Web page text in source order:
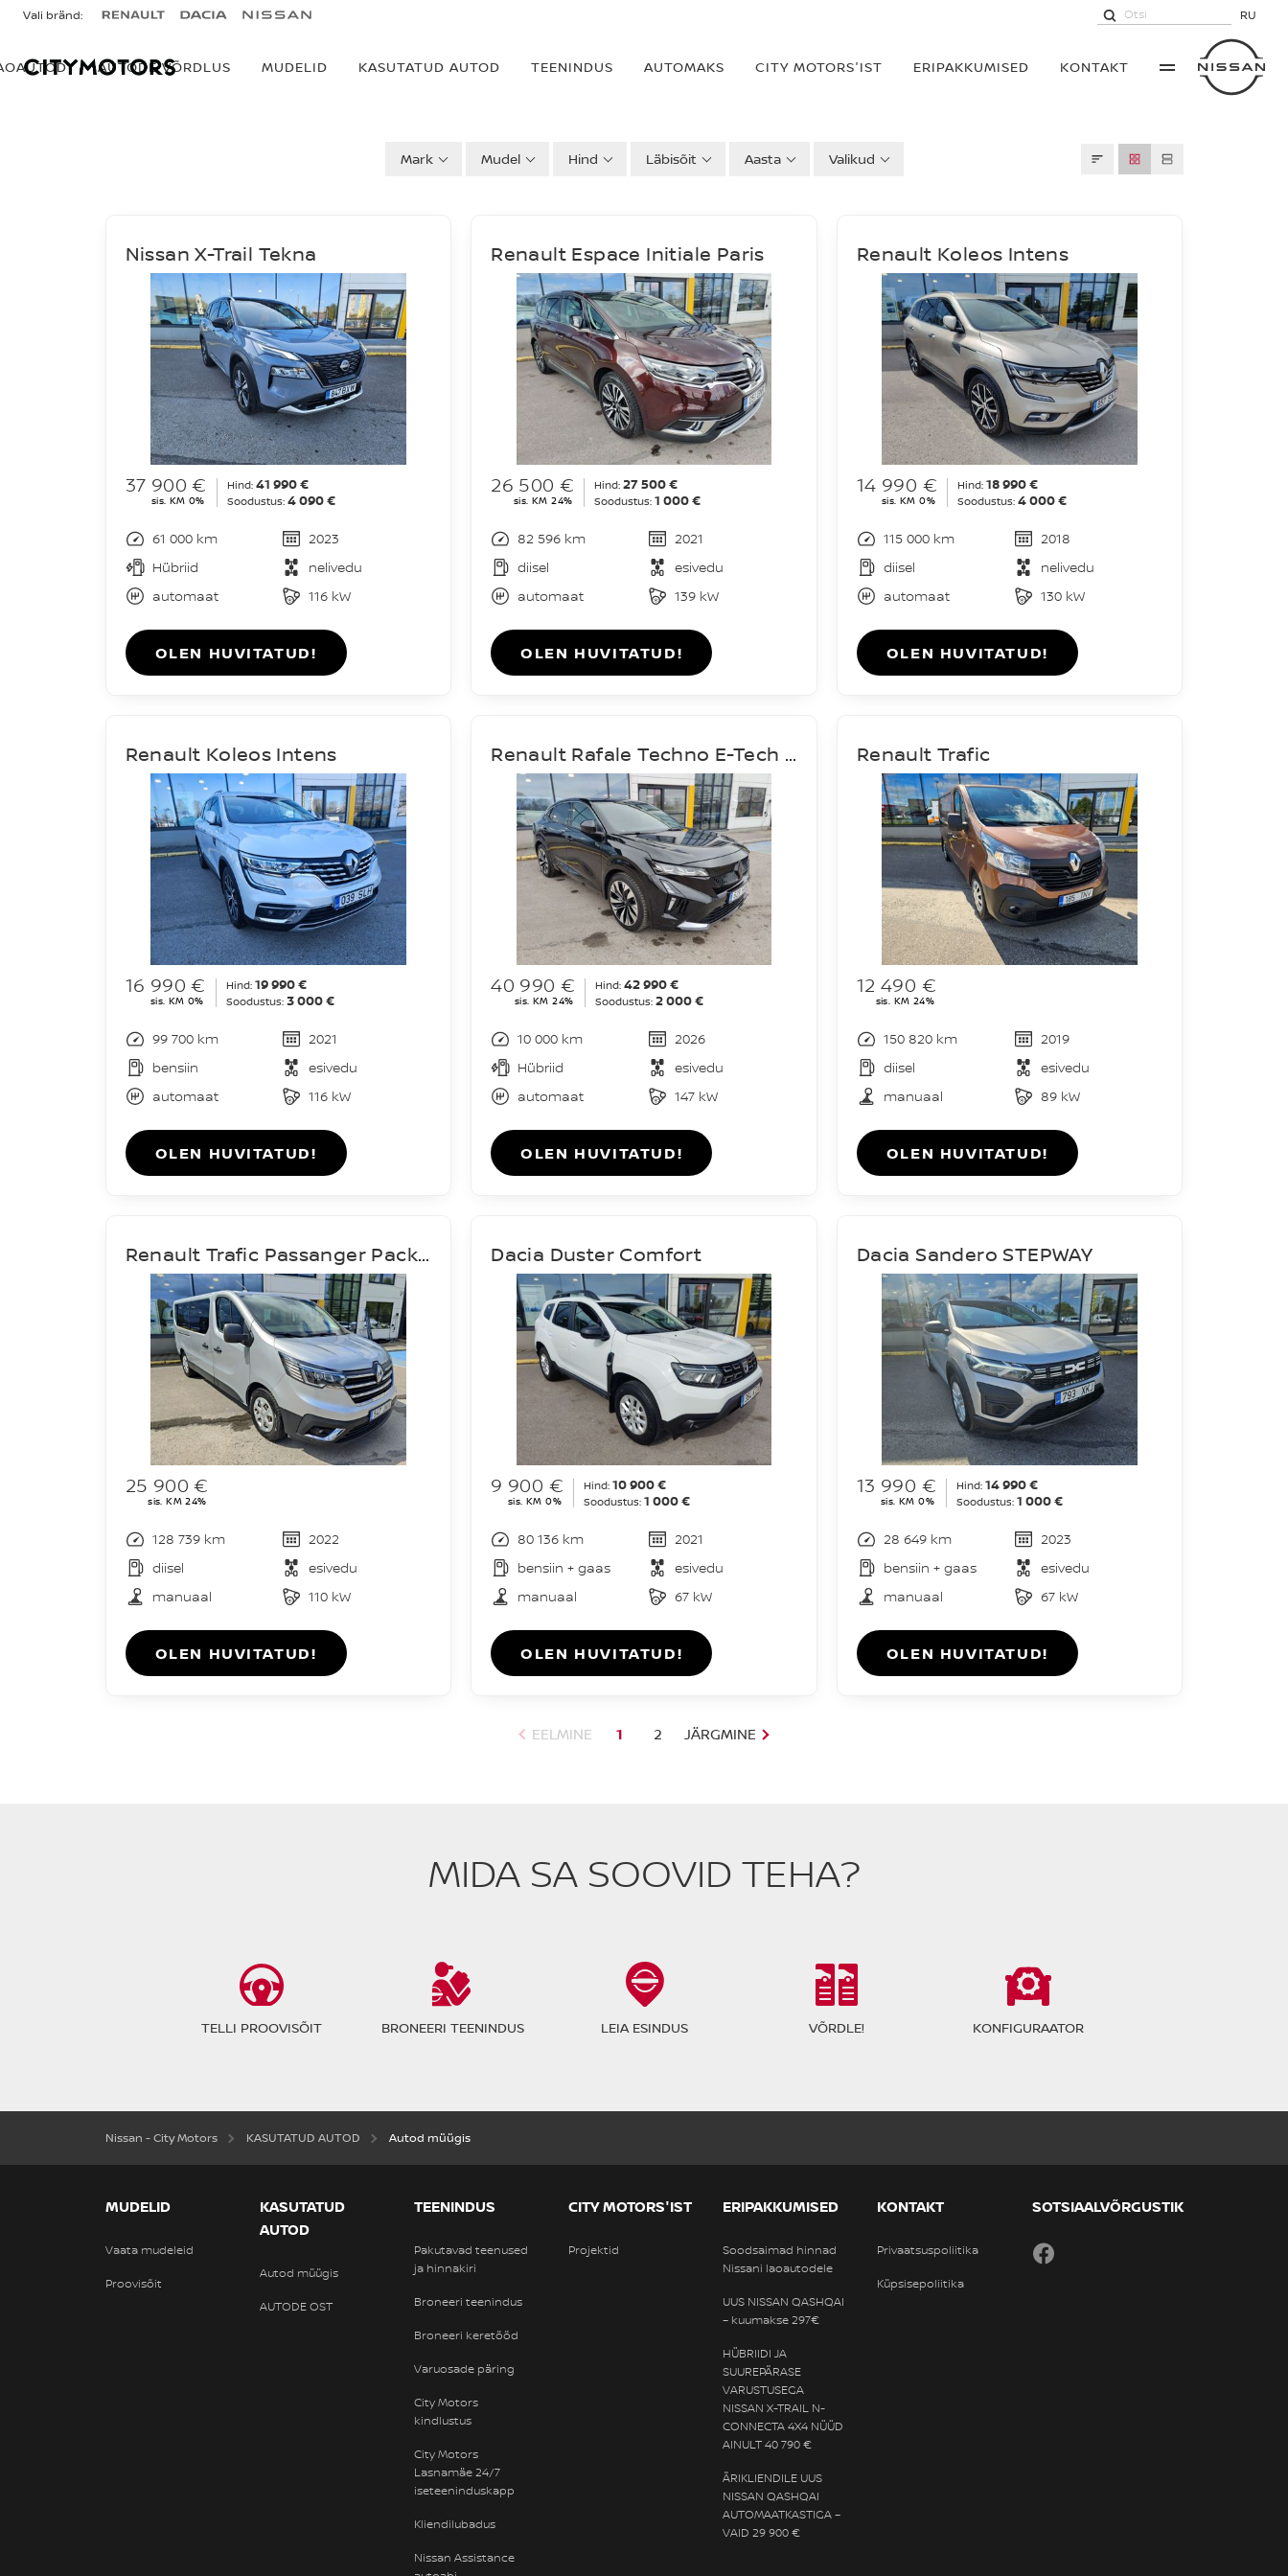
Vali bränd:
AUTODE VÕRDLUS MUDELID KASUTATUD AUTOD TEENINDUS AUTOMAKS CITY MOTORS'IST ERIPAKKUMISED KONTAKT
RU
Mark Mudel Hind Läbisõit Aasta Valikud
Nissan X-Trail Tekna
37 900 €
sis. KM 0%
Hind: 41 990 €
Soodustus: 4 090 €
61 000 km
2023
Hübriid
nelivedu
automaat
116 kW
OLEN HUVITATUD!
Renault Espace Initiale Paris
26 500 €
sis. KM 24%
Hind: 27 500 €
Soodustus: 1 000 €
82 596 km
2021
diisel
esivedu
automaat
139 kW
OLEN HUVITATUD!
Renault Koleos Intens
14 990 €
sis. KM 0%
Hind: 18 990 €
Soodustus: 4 000 €
115 000 km
2018
diisel
nelivedu
automaat
130 kW
OLEN HUVITATUD!
Renault Koleos Intens
16 990 €
sis. KM 0%
Hind: 19 990 €
Soodustus: 3 000 €
99 700 km
2021
bensiin
esivedu
automaat
116 kW
OLEN HUVITATUD!
Renault Rafale Techno E-Tech Hybrid 200
40 990 €
sis. KM 24%
Hind: 42 990 €
Soodustus: 2 000 €
10 000 km
2026
Hübriid
esivedu
automaat
147 kW
OLEN HUVITATUD!
Renault Trafic
12 490 €
sis. KM 24%
150 820 km
2019
diisel
esivedu
manuaal
89 kW
OLEN HUVITATUD!
Renault Trafic Passanger Pack Clim L2H1
25 900 €
sis. KM 24%
128 739 km
2022
diisel
esivedu
manuaal
110 kW
OLEN HUVITATUD!
Dacia Duster Comfort
9 900 €
sis. KM 0%
Hind: 10 900 €
Soodustus: 1 000 €
80 136 km
2021
bensiin + gaas
esivedu
manuaal
67 kW
OLEN HUVITATUD!
Dacia Sandero STEPWAY
13 990 €
sis. KM 0%
Hind: 14 990 €
Soodustus: 1 000 €
28 649 km
2023
bensiin + gaas
esivedu
manuaal
67 kW
OLEN HUVITATUD!
EELMINE JÄRGMINE
1 2
MIDA SA SOOVID TEHA?
TELLI PROOVISÕIT BRONEERI TEENINDUS LEIA ESINDUS VÕRDLE! KONFIGURAATOR
Nissan - City Motors KASUTATUD AUTOD Autod müügis
MUDELID
Vaata mudeleid
Proovisõit
KASUTATUD
AUTOD
Autod müügis
AUTODE OST
TEENINDUS
Pakutavad teenused
ja hinnakiri
Broneeri teenindus
Broneeri keretööd
Varuosade päring
City Motors
kindlustus
City Motors
Lasnamäe 24/7
iseteeninduskapp
Kliendilubadus
Nissan Assistance
CITY MOTORS'IST
Projektid
ERIPAKKUMISED
Soodsaimad hinnad
Nissani laoautodele
UUS NISSAN QASHQAI
– kuumakse 297€
HÜBRIIDI JA
SUUREPÄRASE
VARUSTUSEGA
NISSAN X-TRAIL N-
CONNECTA 4X4 NÜÜD
AINULT 40 790 €
ÄRIKLIENDILE UUS
NISSAN QASHQAI
AUTOMAATKASTIGA –
VAID 29 900 €
KONTAKT
Privaatsuspoliitika
Küpsisepoliitika
SOTSIAALVÕRGUSTIK